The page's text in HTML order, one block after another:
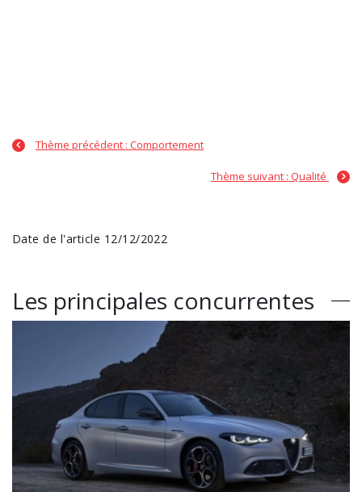
Thème précédent : Comportement
Thème suivant : Qualité
Date de l'article 12/12/2022
Les principales concurrentes